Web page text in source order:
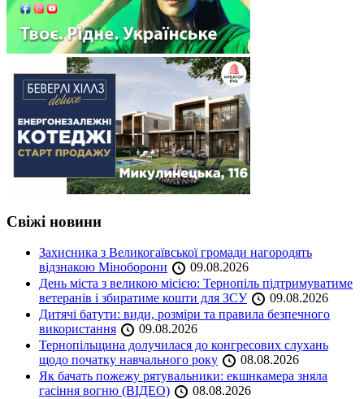
Свіжі новини
Захисника з Великогаївської громади нагородять
відзнакою Міноборони
09.08.2026
День міста з великою місією: Тернопіль підтримуватиме
ветеранів і збиратиме кошти для ЗСУ
09.08.2026
Дитячі батути: види, розміри та правила безпечного
використання
09.08.2026
Тернопільщина долучилася до конгресових слухань
щодо початку навчального року
08.08.2026
Як бачать пожежу рятувальники: екшнкамера зняла
гасіння вогню (ВІДЕО)
08.08.2026